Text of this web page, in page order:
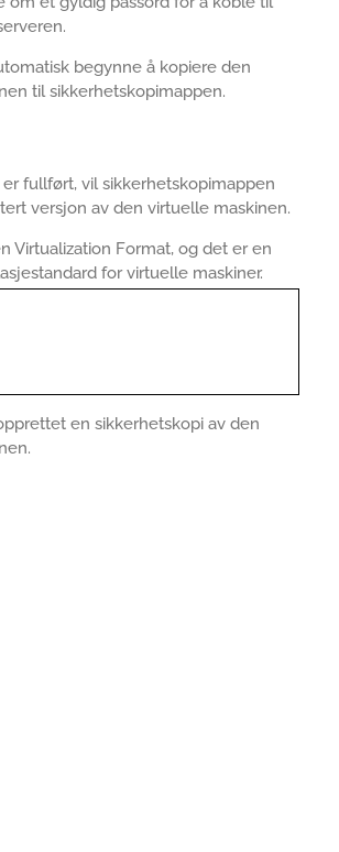
begynne å kopiere den
til sikkerhetskopimappen.
fullført, vil sikkerhetskopimappen
versjon av den virtuelle maskinen.
Virtualization Format, og det er en
for virtuelle maskiner.
en sikkerhetskopi av den